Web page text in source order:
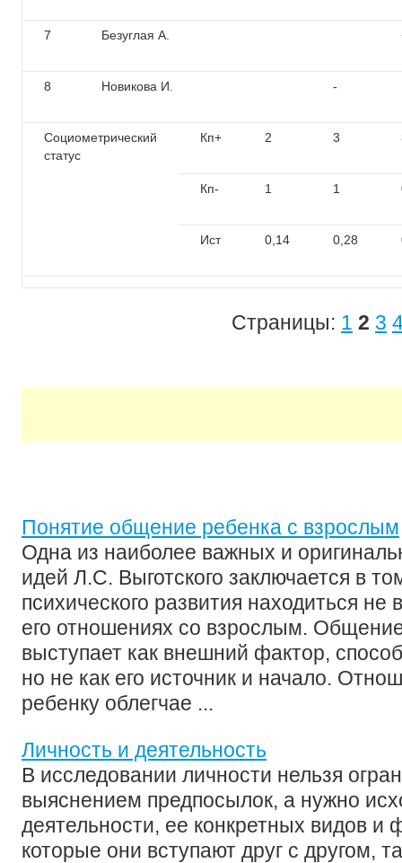
7 Безуглая А.
8 Новикова И. -
Социометрический
статус
Кп+ 2 3
Кп- 1 1
Ист 0,14 0,28
Страницы: 1 2 3
Понятие общение ребенка с взрослым
Одна из наиболее важных и
идей Л.С. Выготского заключается в
психического развития находиться не
его отношениях со взрослым.
выступает как внешний фактор,
но не как его источник и начало.
ребенку облегчае ...
Личность и деятельность
В исследовании личности нельзя
выяснением предпосылок, а нужно
деятельности, ее конкретных видов и
которые они вступают друг с другом,